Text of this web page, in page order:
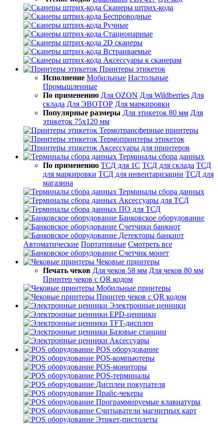
Сканеры штрих-кода
Беспроводные
Ручные
Стационарные
2D сканеры
Встраиваемые
Аксессуары к сканерам
Принтеры этикеток
Исполнение Мобильные Настольные
Промышленные
По применению Для OZON Для Wildberries Для
склада Для ЭВОТОР Для маркировки
Популярные размеры Для этикеток 80 мм Для
этикеток 75х120 мм
Термотрансферные принтеры
Термопринтеры этикеток
Аксессуары для принтеров
Терминалы сбора данных
По применению ТСД для 1С ТСД для склада ТСД
для маркировки ТСД для инвентаризации ТСД для
магазина
Терминалы сбора данных
Аксессуары для ТСД
ПО для ТСД
Банковское оборудование
Счетчики банкнот
Детекторы банкнот
Автоматические Портативные Смотреть все
Счетчик монет
Чековые принтеры
Печать чеков Для чеков 58 мм Для чеков 80 мм
Принтер чеков с QR кодом
Мобильные принтеры
Принтер чеков с QR кодом
Электронные ценники
EPD-ценники
TFT-дисплеи
Базовые станции
Аксессуары
POS оборудование
POS-компьютеры
POS-мониторы
POS-терминалы
Дисплеи покупателя
Прайс-чекеры
Программируемые клавиатуры
Считыватели магнитных карт
Этикет-пистолеты